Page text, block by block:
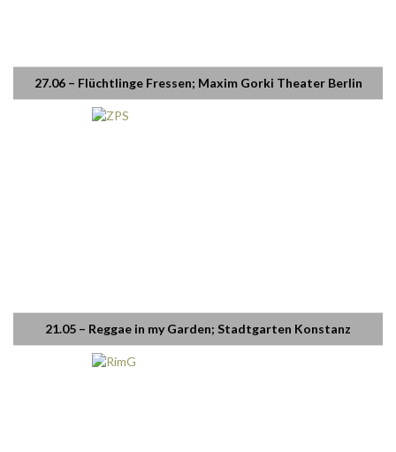
27.06 – Flüchtlinge Fressen; Maxim Gorki Theater Berlin
21.05 – Reggae in my Garden; Stadtgarten Konstanz